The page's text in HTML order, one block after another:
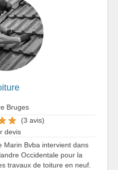
Bruges
(3 avis)
devis
Marin Bvba intervient dans
Occidentale pour la
travaux de toiture en neuf.